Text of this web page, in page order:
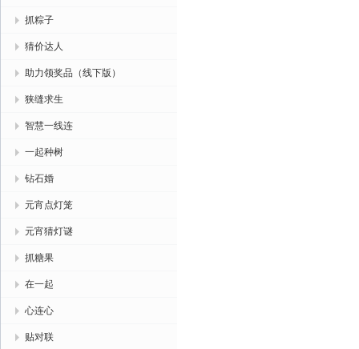
抓粽子
猜价达人
助力领奖品（线下版）
狭缝求生
智慧一线连
一起种树
钻石婚
元宵点灯笼
元宵猜灯谜
抓糖果
在一起
心连心
贴对联